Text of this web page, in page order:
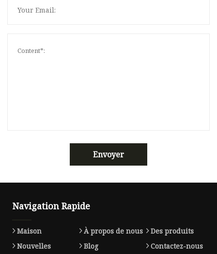
Envoyer
Navigation Rapide
Maison À propos de nous
Des produits
Nouvelles
Blog
Contactez-nous